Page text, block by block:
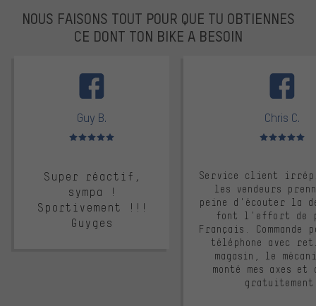
NOUS FAISONS TOUT POUR QUE TU OBTIENNES
CE DONT TON BIKE A BESOIN
Guy B.
Note moyenne : 5 sur 5
Super réactif,
sympa !
Sportivement !!!
Guyges
Chris C.
Note moyenne :
Service client
les vendeurs
peine d'écouter la
font l'effort de
Français. Commande
téléphone avec
magasin, le
monté mes axes et